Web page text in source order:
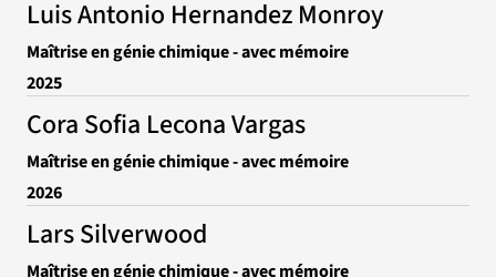
Luis Antonio Hernandez Monroy
Maîtrise en génie chimique - avec mémoire
2025
Cora Sofia Lecona Vargas
Maîtrise en génie chimique - avec mémoire
2026
Lars Silverwood
Maîtrise en génie chimique - avec mémoire